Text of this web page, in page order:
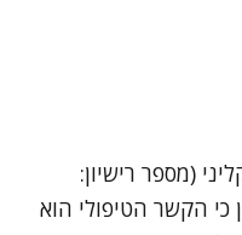
(מספר רישיון:
כי הקשר הטיפולי הוא